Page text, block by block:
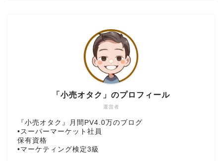
運営者
「小売オタク」のプロフィール
『小売オタク』月間PV4.0万のブログ
•スーパーマーケット社員
保有資格
•マーケティング検定3級